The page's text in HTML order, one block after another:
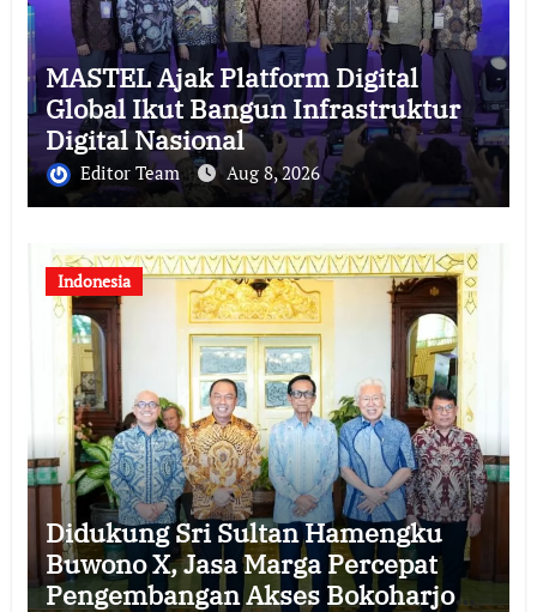
MASTEL Ajak Platform Digital
Global Ikut Bangun Infrastruktur
Digital Nasional
Editor Team Aug 8, 2026
Indonesia
Didukung Sri Sultan Hamengku
Buwono X, Jasa Marga Percepat
Pengembangan Akses Bokoharjo